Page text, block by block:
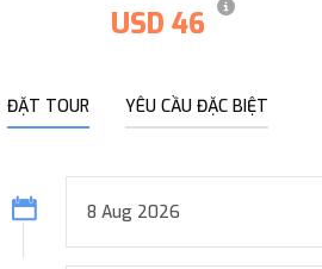
USD 46
ĐẶT TOUR YÊU CẦU ĐẶC BIỆT